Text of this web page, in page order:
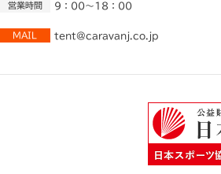
営業時間 9：00～18：00
MAIL tent@caravanj.co.jp